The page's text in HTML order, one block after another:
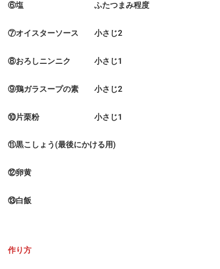
⑥塩 ふたつまみ程度
⑦オイスターソース 小さじ2
⑧おろしニンニク 小さじ1
⑨鶏ガラスープの素 小さじ2
⑩片栗粉 小さじ1
⑪黒こしょう(最後にかける用)
⑫卵黄
⑬白飯
作り方